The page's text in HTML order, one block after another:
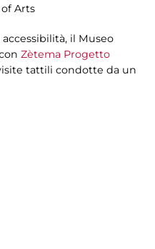
Arts
il Museo
Zètema Progetto
tattili condotte da un